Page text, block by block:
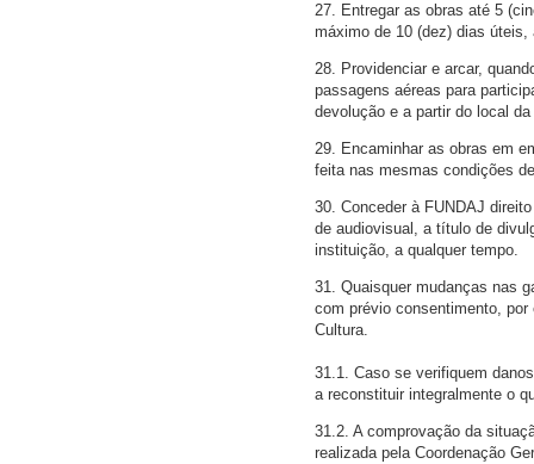
27. Entregar as obras até 5
máximo de 10 (dez) dias
28. Providenciar e arcar,
passagens aéreas para
devolução e a partir do local
29. Encaminhar as obras em
feita nas mesmas condições
30. Conceder à FUNDAJ
de audiovisual, a título de
instituição, a qualquer tempo.
31. Quaisquer mudanças nas
com prévio consentimento,
Cultura.
31.1. Caso se verifiquem
a reconstituir integralmente o
31.2. A comprovação da
realizada pela Coordenação